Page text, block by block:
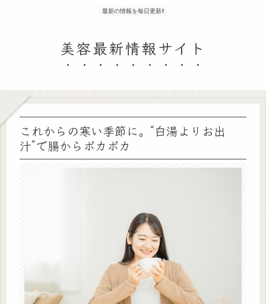
最新の情報を毎日更新‼
美容最新情報サイト
これからの寒い季節に。“白湯よりお出
汁”で腸からポカポカ